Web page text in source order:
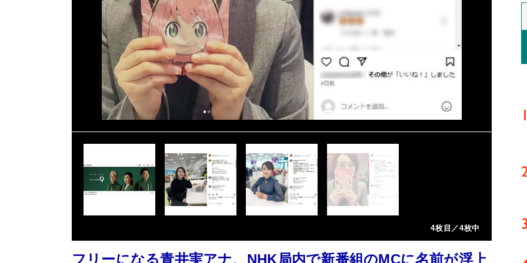
4枚目／4枚中
フリーになる青井実アナ、NHK局内で新番組のMCに名前が浮上